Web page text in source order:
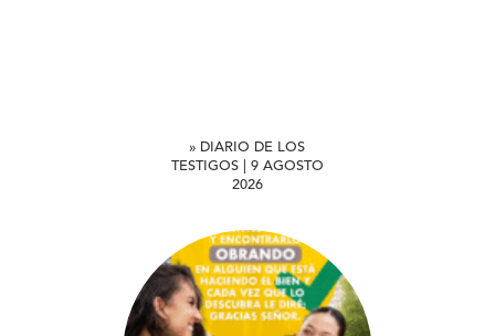
» DIARIO DE LOS
TESTIGOS | 9 AGOSTO
2026